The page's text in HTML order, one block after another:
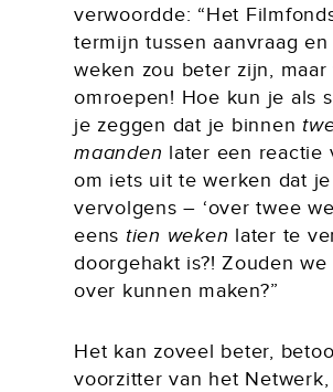
verwoordde: “Het
termijn tussen aanvraag
weken zou beter zijn,
omroepen! Hoe kun je als
je zeggen dat je binnen
maanden later een reactie
om iets uit te werken dat
vervolgens – ‘over twee
eens tien weken later te
doorgehakt is?! Zouden
over kunnen maken?”
Het kan zoveel beter,
voorzitter van het